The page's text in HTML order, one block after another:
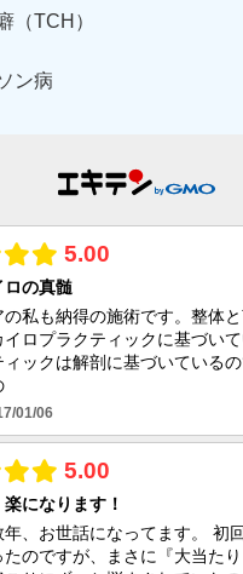
（TCH）
ン病